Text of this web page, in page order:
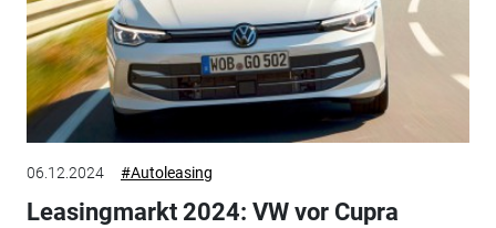
06.12.2024 #Autoleasing
Leasingmarkt 2024: VW vor Cupra